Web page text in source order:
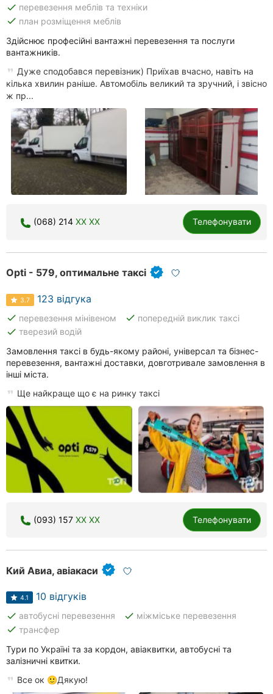
done перевезення меблів та техніки
done план розміщення меблів
Здійснює професійні вантажні перевезення та послуги
вантажників.
Дуже сподобався перевізник) Приїхав вчасно, навіть на
кілька хвилин раніше. Автомобіль великий та зручний, і звісно
ж пр...
(068) 214 XX XX Телефонувати
Opti - 579, оптимальне таксі
3.7 123 відгука
done перевезення мінівеном done попередній виклик таксі
done тверезий водій
Замовлення таксі в будь-якому районі, універсал та бізнес-
перевезення, вантажні доставки, довготривале замовлення в
інші міста.
Ще найкраще що є на ринку таксі
(093) 157 XX XX Телефонувати
Кий Авиа, авіакаси
4.1 10 відгуків
done автобусні перевезення done міжміське перевезення
done трансфер
Тури по Україні та за кордон, авіаквитки, автобусні та
залізничні квитки.
Все ок 🙂Дякую!